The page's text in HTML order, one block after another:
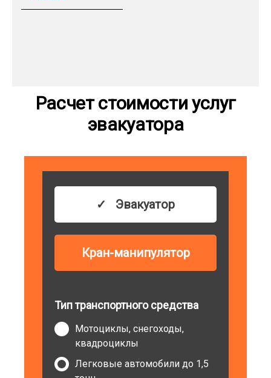
Расчет стоимости услуг
эвакуатора
Эвакуатор
Кран-манипулятор
Тип транспортного средства
Мотоциклы, снегоходы,
квадроциклы
Легковые автомобили до 1,5